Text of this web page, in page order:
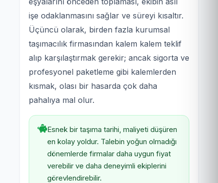
işe odaklanmasını sağlar ve süreyi kısaltır.
Üçüncü olarak, birden fazla kurumsal
taşımacılık firmasından kalem kalem teklif
alıp karşılaştırmak gerekir; ancak sigorta ve
profesyonel paketleme gibi kalemlerden
kısmak, olası bir hasarda çok daha
pahalıya mal olur.
Esnek bir taşıma tarihi, maliyeti düşüren
en kolay yoldur. Talebin yoğun olmadığı
dönemlerde firmalar daha uygun fiyat
verebilir ve daha deneyimli ekiplerini
görevlendirebilir.